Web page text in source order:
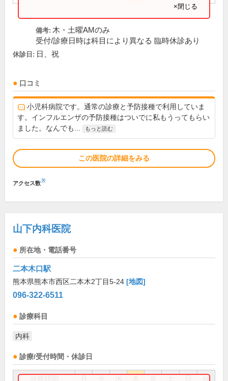
×閉じる
備考: 木・土曜AMのみ
受付/診療日時は科目により異なる 臨時休診あり
休診日: 日、祝
口コミ
小児科病院です。通常の診療と予防接種で利用していま
す。インフルエンザの予防接種はついでに私もうってもらい
ました。なんでも...
もっと読む
この医院の詳細をみる
アクセス数※
山下内科医院
所在地・電話番号
二本木口駅
熊本県熊本市西区二本木2丁目5-24 [地図]
096-322-6511
診療科目
内科
診療/受付時間・休診日
祝